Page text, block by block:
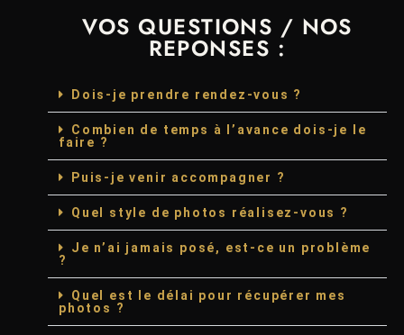
VOS QUESTIONS / NOS
REPONSES :
Dois-je prendre rendez-vous ?
Combien de temps à l’avance dois-je le
faire ?
Puis-je venir accompagner ?
Quel style de photos réalisez-vous ?
Je n’ai jamais posé, est-ce un problème
?
Quel est le délai pour récupérer mes
photos ?